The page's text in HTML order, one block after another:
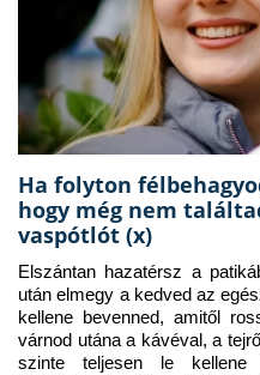
Ha folyton
hogy még nem
vaspótlót (x)
Elszántan hazatérsz a
után elmegy a kedved az
kellene bevenned, amitől
várnod utána a kávéval, a
szinte teljesen le kellene